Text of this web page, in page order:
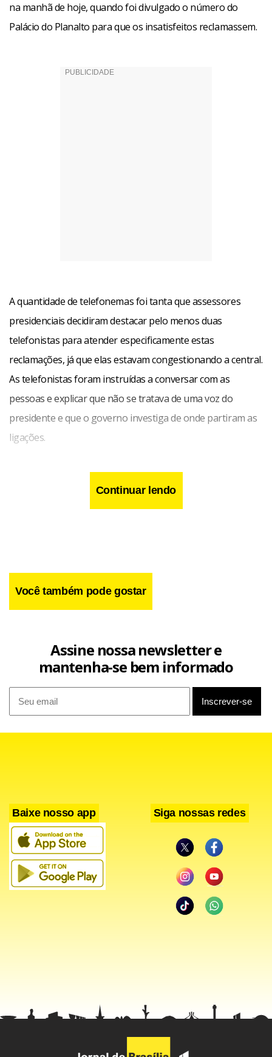
na manhã de hoje, quando foi divulgado o número do
Palácio do Planalto para que os insatisfeitos reclamassem.
A quantidade de telefonemas foi tanta que assessores
presidenciais decidiram destacar pelo menos duas
telefonistas para atender especificamente estas
reclamações, já que elas estavam congestionando a central.
As telefonistas foram instruídas a conversar com as
pessoas e explicar que não se tratava de uma voz do
presidente e que o governo investiga de onde partiram as
ligações.
Elas pedem que as pessoas colaborem informando seu
número para que fosse checada a origem dos telefonemas.
Facebook
WhatsApp
LinkedIn
TwitterTelegram
Share
Continuar lendo
Você também pode gostar
Assine nossa newsletter e
mantenha-se bem informado
Baixe nosso app Siga nossas redes